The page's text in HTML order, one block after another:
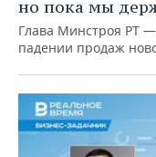
но пока мы
Глава Минстроя РТ —
падении продаж